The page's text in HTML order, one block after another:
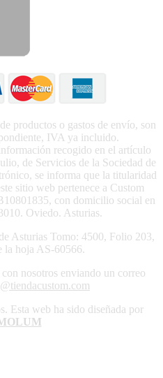
productos o gastos de envío, son
IVA ya incluido.
recogido en el artículo
de Servicios de la Sociedad de
se informa que la titularidad
sitio web pertenece a Custom
con domicilio social en
Oviedo. Asturias.
Asturias Tomo: 4500, Folio 203,
la hoja AS-60566.
nosotros enviando un correo
Esta web ha sido diseñada por